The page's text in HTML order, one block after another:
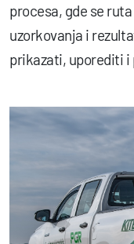
procesa, gde se
uzorkovanja i
prikazati, uporediti i